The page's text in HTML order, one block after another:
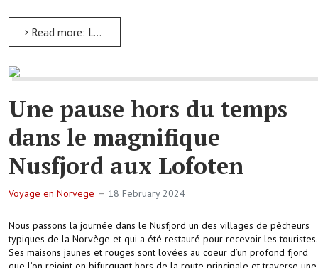
Read more: Les incroyables paysages de fjords à Reine les plus grandioses des Lofoten
Une pause hors du temps
dans le magnifique
Nusfjord aux Lofoten
Voyage en Norvege 18 February 2024
Nous passons la journée dans le Nusfjord un des villages de pêcheurs
typiques de la Norvège et qui a été restauré pour recevoir les touristes.
Ses maisons jaunes et rouges sont lovées au coeur d’un profond fjord